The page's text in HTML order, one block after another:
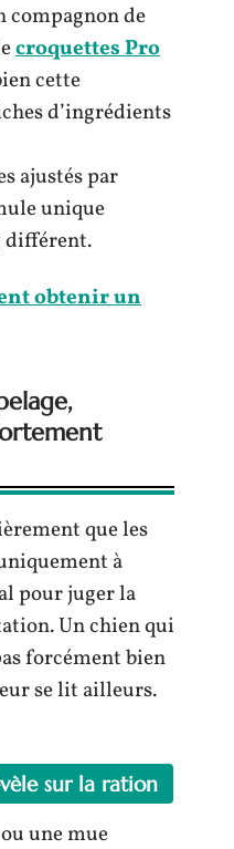
compagnon de
croquettes Pro
cette
d’ingrédients
ajustés par
unique
différent.
obtenir un
que les
à
pour juger la
Un chien qui
forcément bien
se lit ailleurs.
sur la ration
une mue